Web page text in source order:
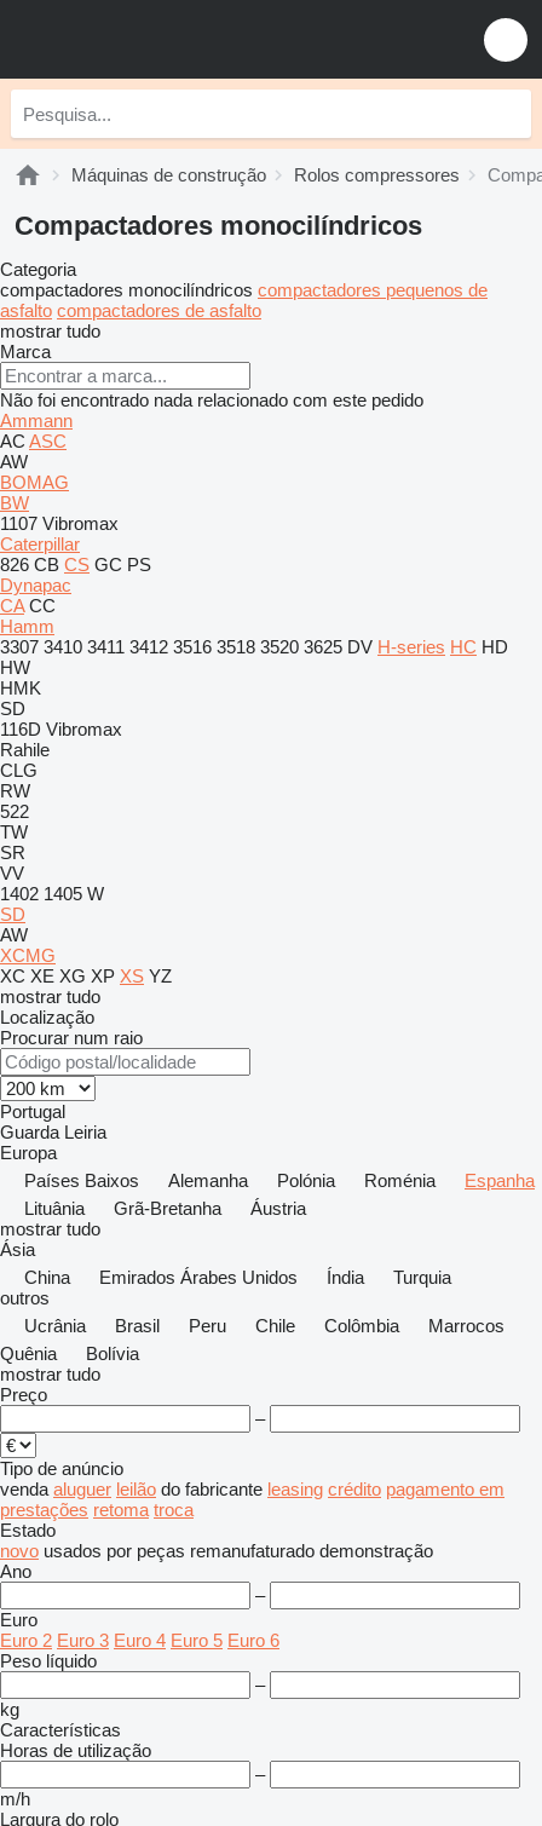
Máquinas de construção Rolos compressores
Compactadores monocilíndricos
Categoria
compactadores monocilíndricos compactadores pequenos de
asfalto compactadores de asfalto
mostrar tudo
Marca
Não foi encontrado nada relacionado com este pedido
Ammann
AC ASC
AW
BOMAG
BW
1107 Vibromax
Caterpillar
826 CB CS GC PS
Dynapac
CA CC
Hamm
3307 3410 3411 3412 3516 3518 3520 3625 DV H-series HC HD
HW
HMK
SD
116D Vibromax
Rahile
CLG
RW
522
TW
SR
VV
1402 1405 W
SD
AW
XCMG
XC XE XG XP XS YZ
mostrar tudo
Localização
Procurar num raio
Portugal
Guarda Leiria
Europa
Países Baixos
Alemanha Polónia Roménia
Espanha
Lituânia
Grã-Bretanha
Áustria
mostrar tudo
Ásia
China
Emirados Árabes Unidos Índia
Turquia
outros
Ucrânia
Brasil Peru Chile Colômbia
Marrocos
Quênia
Bolívia
mostrar tudo
Preço
–
Tipo de anúncio
venda aluguer leilão do fabricante leasing crédito pagamento em
prestações retoma troca
Estado
novo usados por peças remanufaturado demonstração
Ano
–
Euro
Euro 2 Euro 3 Euro 4 Euro 5 Euro 6
Peso líquido
–
kg
Características
Horas de utilização
–
m/h
Largura do rolo